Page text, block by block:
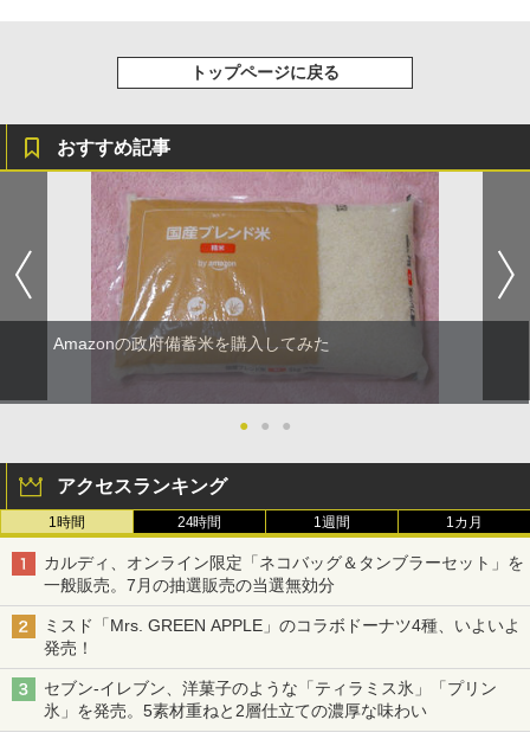
トップページに戻る
おすすめ記事
Amazonの政府備蓄米を購入してみた
● ● ●
アクセスランキング
1時間 24時間 1週間 1カ月
カルディ、オンライン限定「ネコバッグ＆タンブラーセット」を
一般販売。7月の抽選販売の当選無効分
ミスド「Mrs. GREEN APPLE」のコラボドーナツ4種、いよいよ
発売！
セブン-イレブン、洋菓子のような「ティラミス氷」「プリン
氷」を発売。5素材重ねと2層仕立ての濃厚な味わい